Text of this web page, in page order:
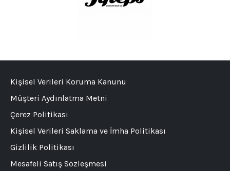
Kişisel Verileri Koruma Kanunu
Müşteri Aydınlatma Metni
Çerez Politikası
Kişisel Verileri Saklama ve İmha Politikası
Gizlilik Politikası
Mesafeli Satış Sözleşmesi